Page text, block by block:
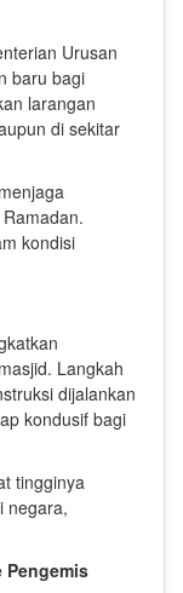
Urusan
baru bagi
larangan
di sekitar
kondisi
Langkah
dijalankan
kondusif bagi
tingginya
negara,
Pengemis